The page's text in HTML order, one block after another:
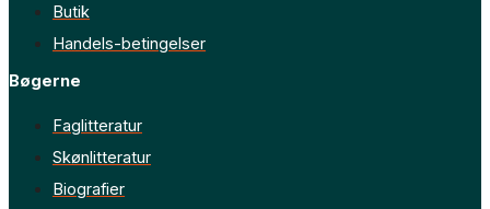
Butik
Handels-betingelser
Bøgerne
Faglitteratur
Skønlitteratur
Biografier